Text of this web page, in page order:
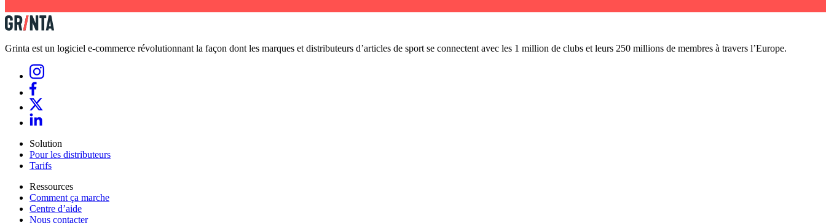
Grinta est un logiciel e-commerce révolutionnant la façon dont les marques et distributeurs d’articles de sport se connectent avec les 1 million de clubs et leurs 250 millions de membres à travers l’Europe.
Solution
Pour les distributeurs
Tarifs
Ressources
Comment ça marche
Centre d’aide
Nous contacter